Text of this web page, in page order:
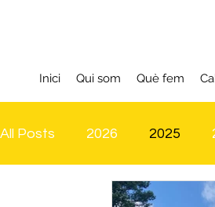
Inici Qui som Què fem
All Posts 2026 2025